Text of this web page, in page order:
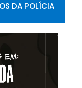
DA POLÍCIA